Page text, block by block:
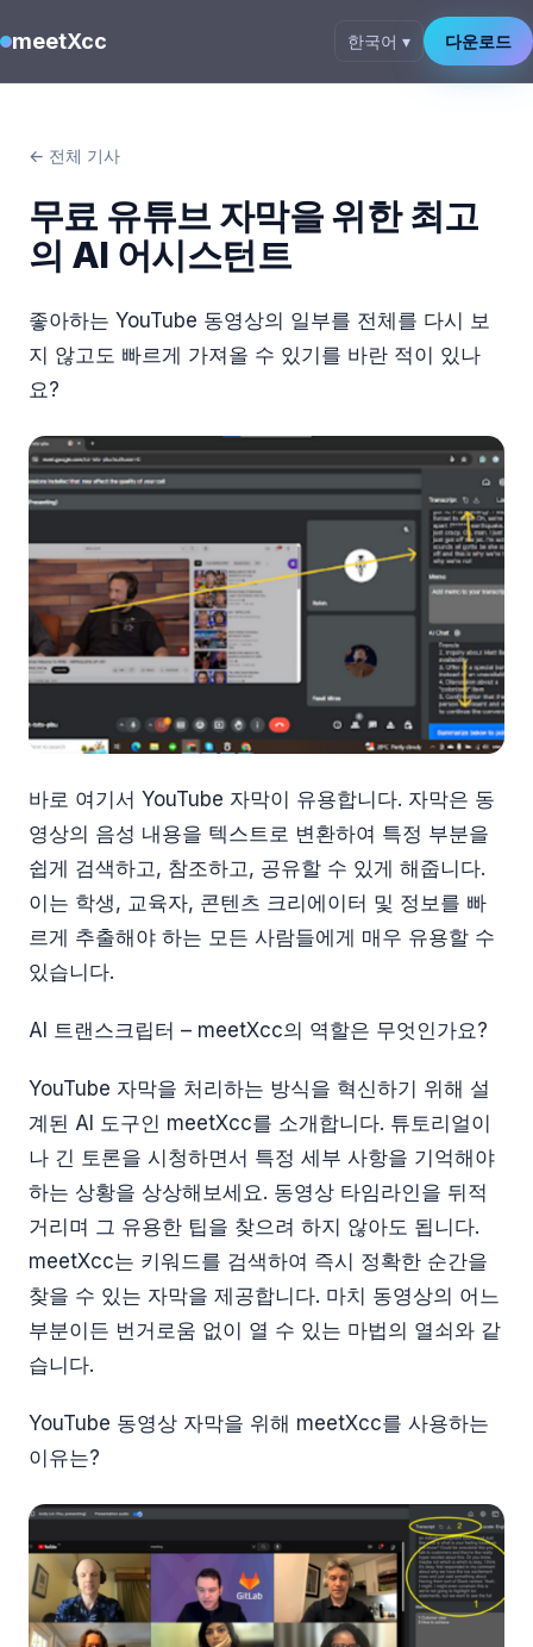
meetXcc 한국어 ▾ 다운로드
← 전체 기사
무료 유튜브 자막을 위한 최고
의 AI 어시스턴트
좋아하는 YouTube 동영상의 일부를 전체를 다시 보
지 않고도 빠르게 가져올 수 있기를 바란 적이 있나
요?
바로 여기서 YouTube 자막이 유용합니다. 자막은 동
영상의 음성 내용을 텍스트로 변환하여 특정 부분을
쉽게 검색하고, 참조하고, 공유할 수 있게 해줍니다.
이는 학생, 교육자, 콘텐츠 크리에이터 및 정보를 빠
르게 추출해야 하는 모든 사람들에게 매우 유용할 수
있습니다.
AI 트랜스크립터 – meetXcc의 역할은 무엇인가요?
YouTube 자막을 처리하는 방식을 혁신하기 위해 설
계된 AI 도구인 meetXcc를 소개합니다. 튜토리얼이
나 긴 토론을 시청하면서 특정 세부 사항을 기억해야
하는 상황을 상상해보세요. 동영상 타임라인을 뒤적
거리며 그 유용한 팁을 찾으려 하지 않아도 됩니다.
meetXcc는 키워드를 검색하여 즉시 정확한 순간을
찾을 수 있는 자막을 제공합니다. 마치 동영상의 어느
부분이든 번거로움 없이 열 수 있는 마법의 열쇠와 같
습니다.
YouTube 동영상 자막을 위해 meetXcc를 사용하는
이유는?